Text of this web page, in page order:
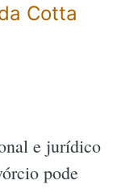
Cotta
e jurídico
pode